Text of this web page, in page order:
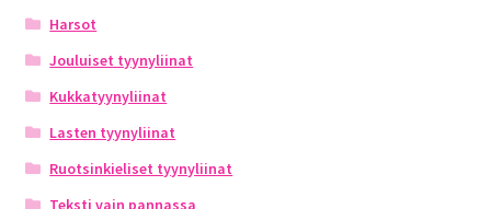
Harsot
Jouluiset tyynyliinat
Kukkatyynyliinat
Lasten tyynyliinat
Ruotsinkieliset tyynyliinat
Teksti vain pannassa